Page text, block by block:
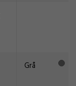
Grå